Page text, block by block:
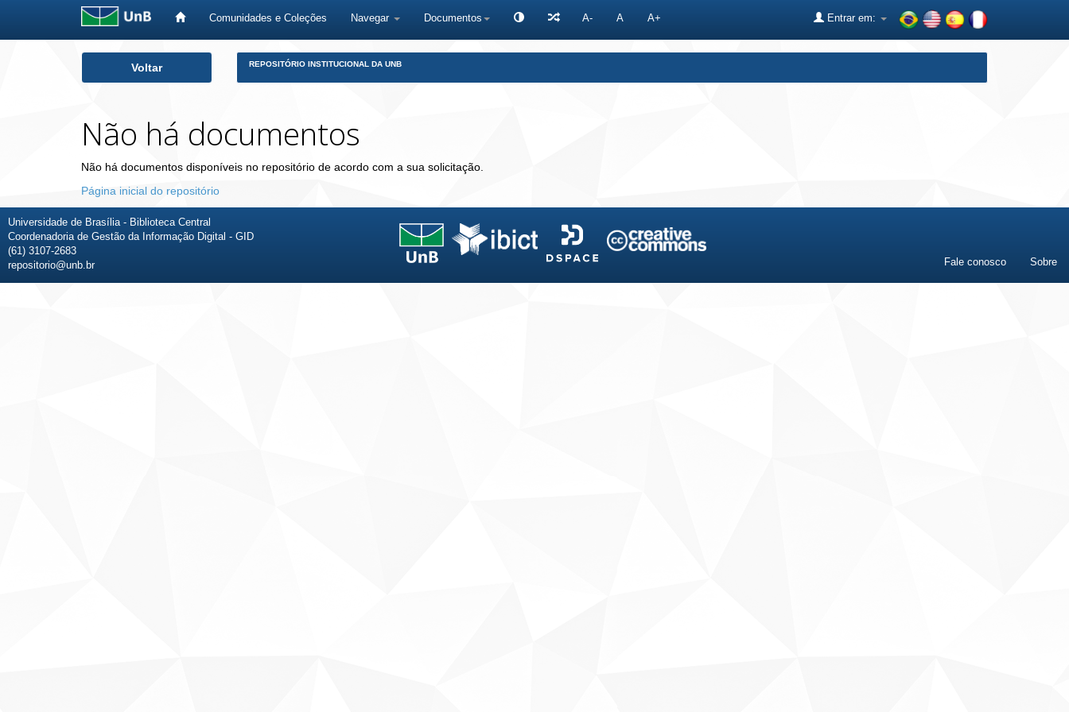
Comunidades e Coleções Navegar Documentos A- A A+ Entrar em:
Voltar REPOSITÓRIO INSTITUCIONAL DA UNB
Não há documentos
Não há documentos disponíveis no repositório de acordo com a sua solicitação.
Página inicial do repositório
Universidade de Brasília - Biblioteca Central
Coordenadoria de Gestão da Informação Digital - GID
(61) 3107-2683
repositorio@unb.br
Fale conosco Sobre